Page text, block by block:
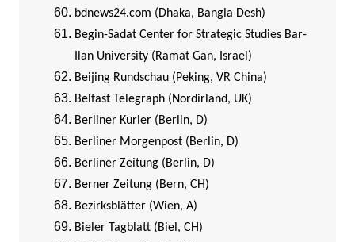
bdnews24.com (Dhaka, Bangla Desh)
Begin-Sadat Center for Strategic Studies Bar-
Ilan University (Ramat Gan, Israel)
Beijing Rundschau (Peking, VR China)
Belfast Telegraph (Nordirland, UK)
Berliner Kurier (Berlin, D)
Berliner Morgenpost (Berlin, D)
Berliner Zeitung (Berlin, D)
Berner Zeitung (Bern, CH)
Bezirksblätter (Wien, A)
Bieler Tagblatt (Biel, CH)